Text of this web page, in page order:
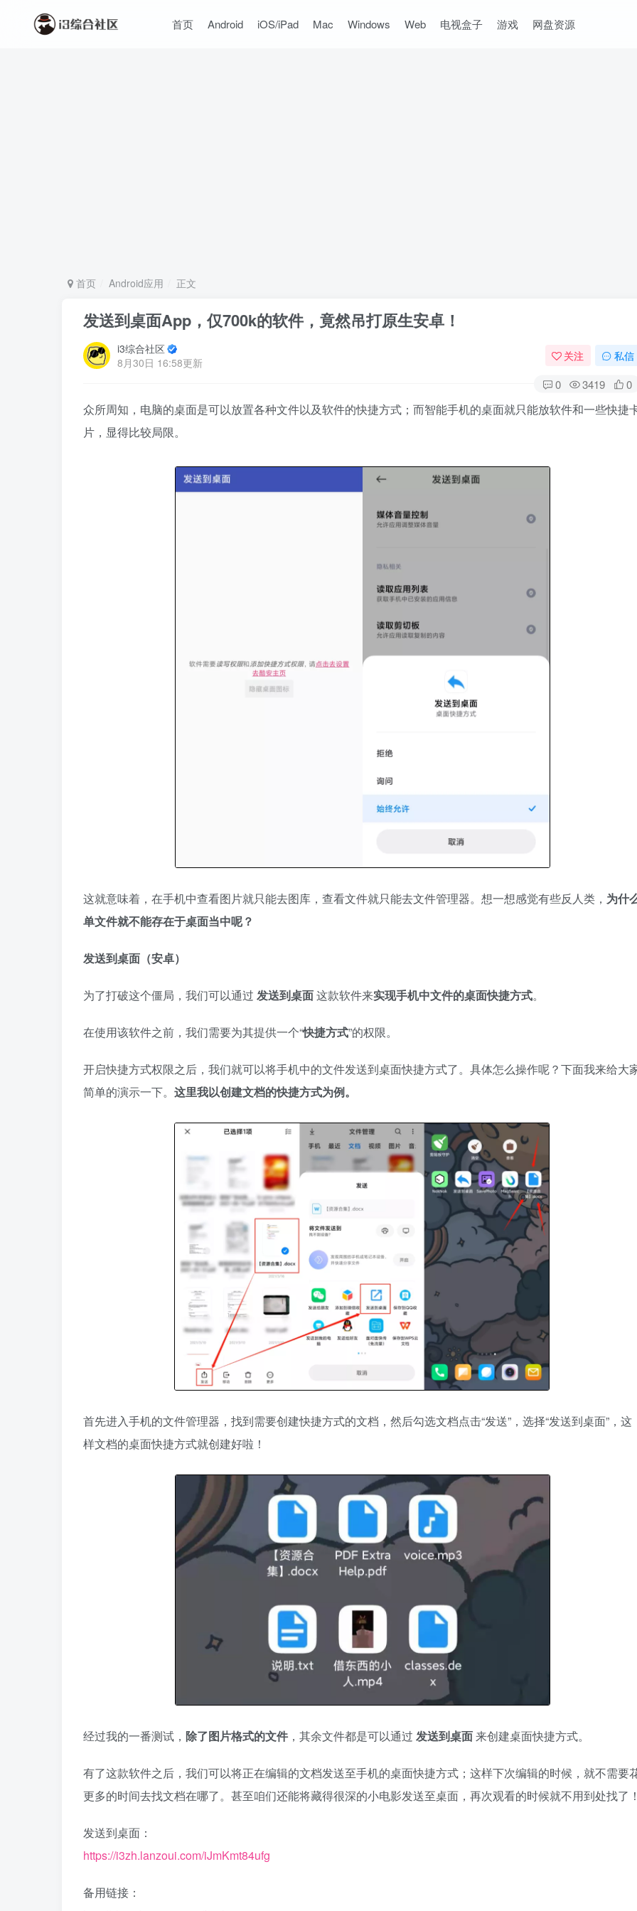
首页 Android iOS/iPad Mac Windows Web 电视盒子 游戏 网盘资源
首页 Android应用 正文
发送到桌面App，仅700k的软件，竟然吊打原生安卓！
i3综合社区
8月30日 16:58更新
关注 私信
0 3419 0
众所周知，电脑的桌面是可以放置各种文件以及软件的快捷方式；而智能手机的桌面就只能放软件和一些快捷
片，显得比较局限。
这就意味着，在手机中查看图片就只能去图库，查看文件就只能去文件管理器。想一想感觉有些反人类， 为什
单文件就不能存在于桌面当中呢？
发送到桌面（安卓）
为了打破这个僵局，我们可以通过 发送到桌面这款软件来实现手机中文件的桌面快捷方式。
在使用该软件之前，我们需要为其提供一个“快捷方式”的权限。
开启快捷方式权限之后，我们就可以将手机中的文件发送到桌面快捷方式了。具体怎么操作呢？下面我来给大
简单的演示一下。 这里我以创建文档的快捷方式为例。
首先进入手机的文件管理器，找到需要创建快捷方式的文档，然后勾选文档点击“发送”，选择“发送到桌面”，这
样文档的桌面快捷方式就创建好啦！
经过我的一番测试， 除了图片格式的文件 ，其余文件都是可以通过 发送到桌面来创建桌面快捷方式。
有了这款软件之后，我们可以将正在编辑的文档发送至手机的桌面快捷方式；这样下次编辑的时候，就不需要
更多的时间去找文档在哪了。甚至咱们还能将藏得很深的小电影发送至桌面，再次观看的时候就不用到处找了
发送到桌面：
https://i3zh.lanzoui.com/iJmKmt84ufg
备用链接：